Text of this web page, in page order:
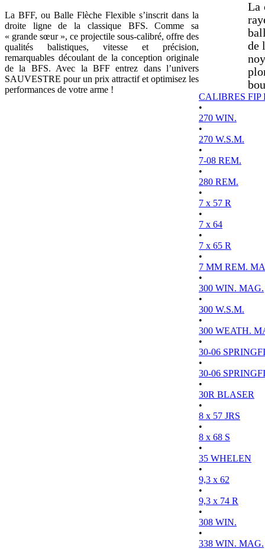
La BFF, ou Balle Flèche Flexible s’inscrit dans la
droite ligne de la classique BFS. Comme sa
« grande sœur », ce projectile sous-calibré, offre des
qualités balistiques, vitesse et précision,
remarquables découlant de la conception originale
de la BFS. Avec la BFF entrez dans l’univers
SAUVESTRE pour un prix attractif et optimisez les
performances de votre arme !
La
de
CALIBRES FIP
•
270 WIN.
•
270 W.S.M.
•
7-08 REM.
•
280 REM.
•
7 x 57 R
•
7 x 64
•
7 x 65 R
•
7 MM REM.
•
300 WIN. MAG.
•
300 W.S.M.
•
300 WEATH.
•
30-06
•
30-06
•
30R BLASER
•
8 x 57 JRS
•
8 x 68 S
•
35 WHELEN
•
9,3 x 62
•
9,3 x 74 R
•
308 WIN.
•
338 WIN. MAG.